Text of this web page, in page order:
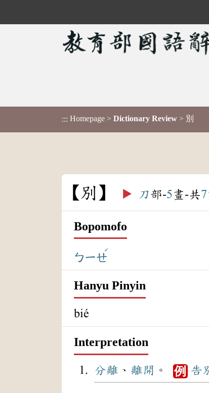
::: Homepage > Dictionary Review > 別
別 ▶️ 刀部-5畫-共7
Bopomofo
ㄅㄧㄝ
ˊ
Hanyu Pinyin
bié
Interpretation
分離 、 離開 。 例 告